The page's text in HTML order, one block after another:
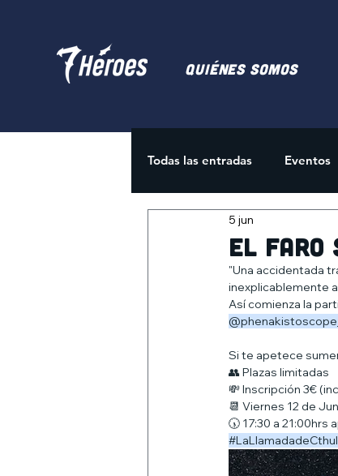
Quiénes somos
Todas las entradas Eventos
Juegos de Cartas
El Faro
5 jun
"Una accidentada
inexplicablemente
Así comienza la
Si te apetece
👥 Plazas limitadas
💸 Inscripción 3€
📆 Viernes 12 de
🕠 17:30 a 21:00hrs